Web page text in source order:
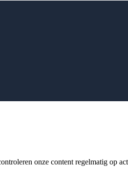
onze content regelmatig op